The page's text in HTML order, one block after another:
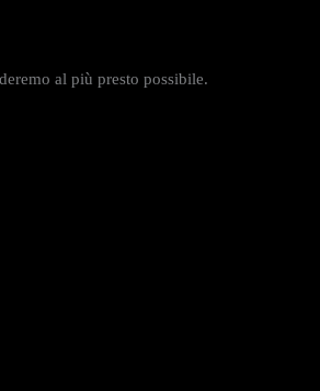
al più presto possibile.